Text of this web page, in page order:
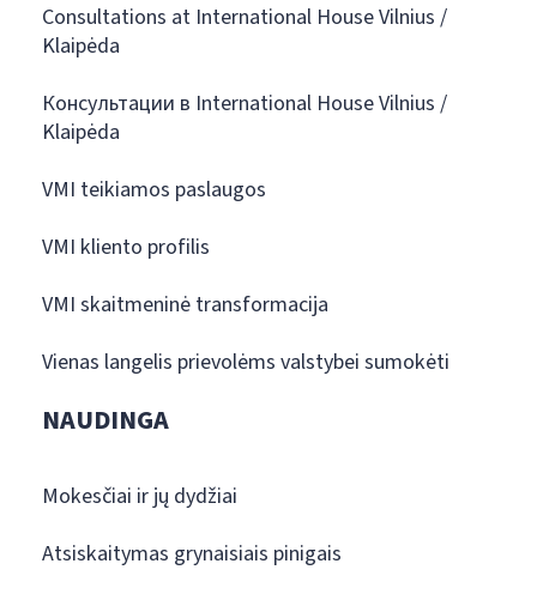
Consultations at International House Vilnius /
Klaipėda
Консультации в International House Vilnius /
Klaipėda
VMI teikiamos paslaugos
VMI kliento profilis
VMI skaitmeninė transformacija
Vienas langelis prievolėms valstybei sumokėti
NAUDINGA
Mokesčiai ir jų dydžiai
Atsiskaitymas grynaisiais pinigais